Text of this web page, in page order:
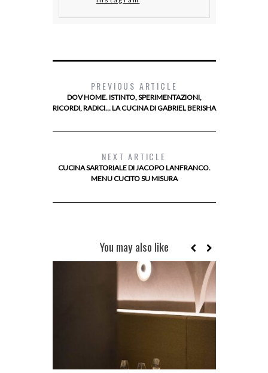
PREVIOUS ARTICLE
DOV HOME. ISTINTO, SPERIMENTAZIONI,
RICORDI, RADICI… LA CUCINA DI GABRIEL BERISHA
NEXT ARTICLE
CUCINA SARTORIALE DI JACOPO LANFRANCO.
MENU CUCITO SU MISURA
You may also like